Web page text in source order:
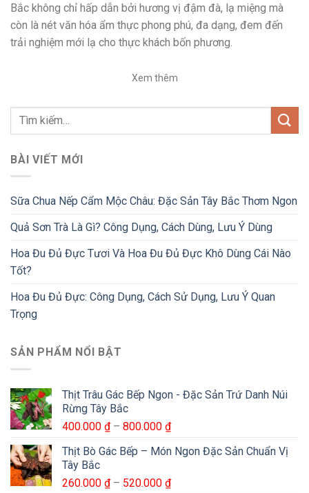
Bắc không chỉ hấp dẫn bởi hương vị đậm đà, lạ miệng mà
còn là nét văn hóa ẩm thực phong phú, đa dạng, đem đến
trải nghiệm mới lạ cho thực khách bốn phương.
Xem thêm
BÀI VIẾT MỚI
Sữa Chua Nếp Cẩm Mộc Châu: Đặc Sản Tây Bắc Thơm Ngon
Quả Sơn Trà Là Gì? Công Dụng, Cách Dùng, Lưu Ý Dùng
Hoa Đu Đủ Đực Tươi Và Hoa Đu Đủ Đực Khô Dùng Cái Nào
Tốt?
Hoa Đu Đủ Đực: Công Dụng, Cách Sử Dụng, Lưu Ý Quan
Trọng
SẢN PHẨM NỔI BẬT
Thịt Trâu Gác Bếp Ngon - Đặc Sản Trứ Danh Núi
Rừng Tây Bắc
400.000 ₫ – 800.000 ₫Khoảng
từ
đến
Thịt Bò Gác Bếp – Món Ngon Đặc Sản Chuẩn Vị
Tây Bắc
260.000 ₫ – 520.000 ₫Khoảng